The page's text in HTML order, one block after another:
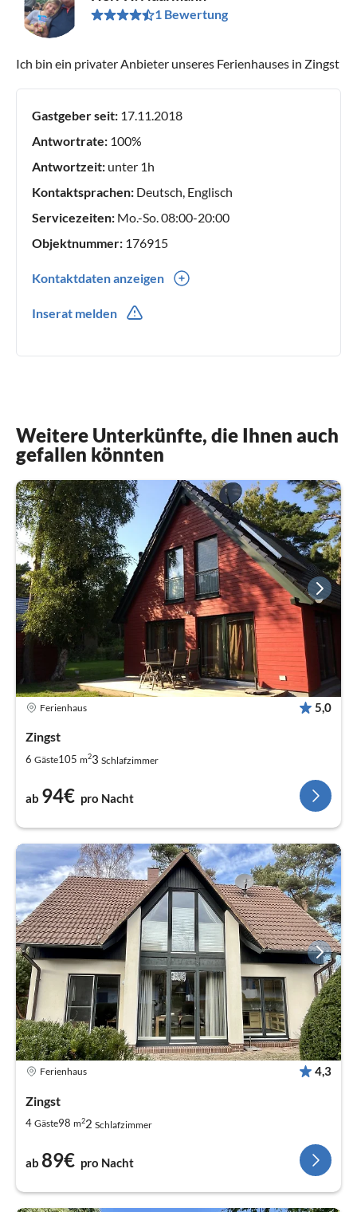
1 Bewertung
Ich bin ein privater Anbieter unseres Ferienhauses in Zingst
Gastgeber seit: 17.11.2018
Antwortrate: 100%
Antwortzeit: unter 1h
Kontaktsprachen: Deutsch, Englisch
Servicezeiten: Mo.-So. 08:00-20:00
Objektnummer: 176915
Kontaktdaten anzeigen
Inserat melden
Weitere Unterkünfte, die Ihnen auch
gefallen könnten
Ferienhaus 5,0
Zingst
6 Gäste105 m23 Schlafzimmer
ab 94€ pro Nacht
Ferienhaus 4,3
Zingst
4 Gäste98 m22 Schlafzimmer
ab 89€ pro Nacht